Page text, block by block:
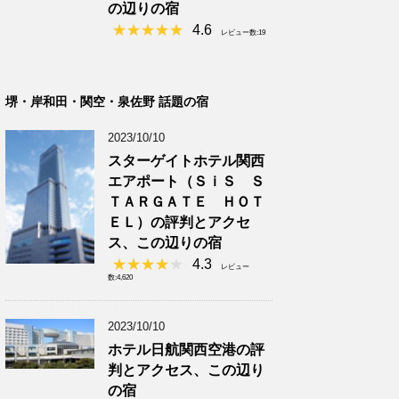
の辺りの宿
4.6
レビュー数:19
堺・岸和田・関空・泉佐野 話題の宿
2023/10/10
スターゲイトホテル関西
エアポート（ＳｉＳ Ｓ
ＴＡＲＧＡＴＥ ＨＯＴ
ＥＬ）の評判とアクセ
ス、この辺りの宿
4.3
レビュー
数:4,620
2023/10/10
ホテル日航関西空港の評
判とアクセス、この辺り
の宿